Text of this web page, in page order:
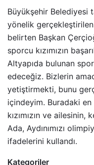
Büyükşehir Belediyesi
yönelik
belirten Başkan
sporcu kızımızın
Altyapıda bulunan
edeceğiz. Bizlerin
yetiştirmekti, bunu
içindeyim. Buradaki en
kızımızın ve
Ada, Aydınımızı
ifadelerini kullandı.
Kategoriler